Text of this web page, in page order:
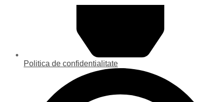
Politica de confidentialitate